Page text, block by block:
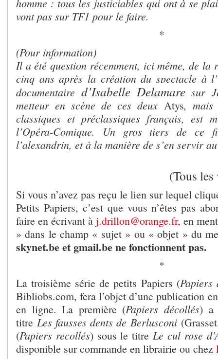
vont pas sur TF1 pour le faire.
*
(Pour information)
Il a été question récemment, ici même, de la
cinq ans après la création du spectacle à
documentaire d’Isabelle Delamaresur
metteur en scène de ces deux Atys, mais
classiques et préclassiques français, est
l’Opéra-Comique. Un gros tiers de ce
l’alexandrin, et à la manière de s’en servir
(Tous
Si vous n’avez pas reçu le lien sur lequel
Petits Papiers, c’est que vous n’êtes pas
faire en écrivant à j.drillon@orange.fr, en
» dans le champ « sujet » ou « objet » du
skynet.be et gmail.be ne fonctionnent pas.
*
La troisième série de petits Papiers (Papiers
Bibliobs.com, fera l’objet d’une publication
en ligne. La première (Papiers décollés) a
titre Les fausses dents de Berlusconi
(Papiers recollés) sous le titre Le cul rose
disponible sur commande en librairie ou chez